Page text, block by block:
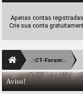
Apenas contas
Crie sua conta
.::CT-Forum::.
Aviso!